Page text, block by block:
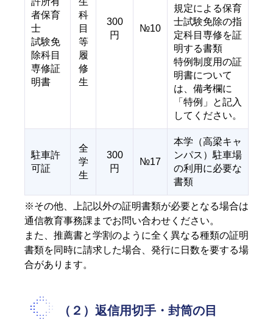
者保育
士
試験免
除科目
専修証
明書
科
目
等
履
修
生
300
円
№10
規定による保育
士試験免除の指
定科目専修を証
明する書類
特例制度用の証
明書について
は、備考欄に
「特例」と記入
してください。
駐車許
可証
全
学
生
300
円
№17
本学（高梁キャ
ンパス）駐車場
の利用に必要な
書類
※その他、上記以外の証明書類が必要となる場合は
通信教育事務課までお問い合わせください。
また、推薦書と学割のように全く異なる種類の証明
書類を同時に請求した場合、発行に日数を要する場
合があります。
（２）返信用切手・封筒の目